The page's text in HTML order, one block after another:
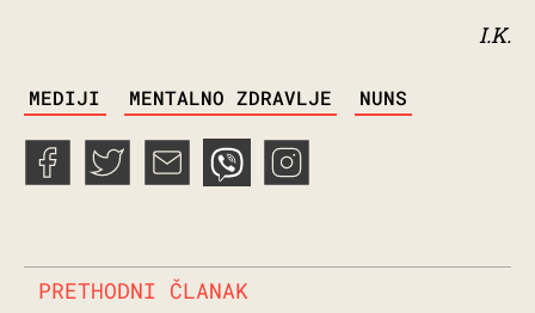
I.K.
MEDIJI MENTALNO ZDRAVLJE NUNS
PRETHODNI ČLANAK